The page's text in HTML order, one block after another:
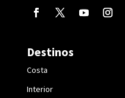
Destinos
Costa
Interior